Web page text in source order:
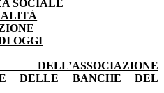
SOCIALE
OGGI
DELL’ASSOCIAZIONE
DELLE BANCHE DEL